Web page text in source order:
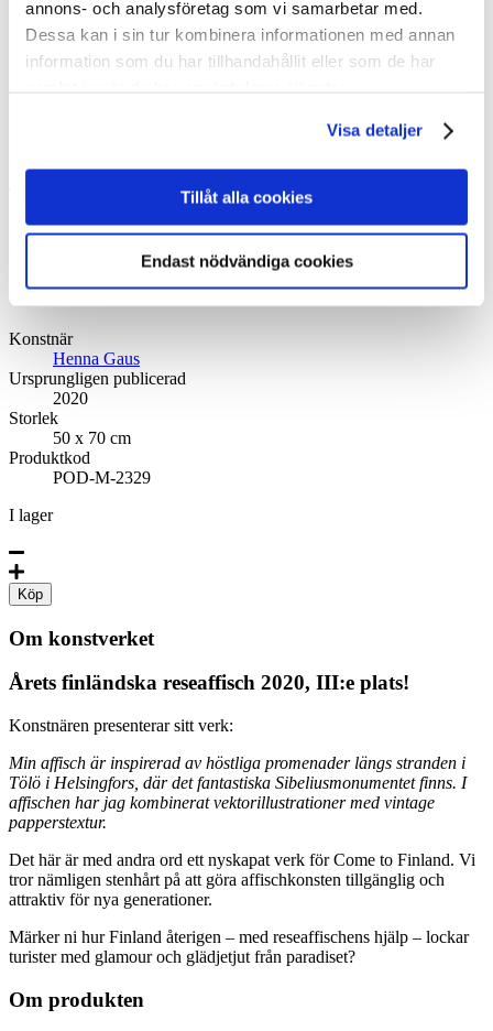
annons- och analysföretag som vi samarbetar med.
Dessa kan i sin tur kombinera informationen med annan
information som du har tillhandahållit eller som de har
Visa detaljer
Tillåt alla cookies
Endast nödvändiga cookies
Modern Helsinki by Henna
Gaus
Konstnär
Henna Gaus
Ursprungligen publicerad
2020
Storlek
50 x 70 cm
Produktkod
POD-M-2329
I lager
Modern
Helsinki
by
Henna
Gaus
mängd
Köp
Om konstverket
Årets finländska reseaffisch 2020, III:e plats!
Konstnären presenterar sitt verk:
Min affisch är inspirerad av höstliga promenader längs stranden i
Tölö i Helsingfors, där det fantastiska Sibeliusmonumentet finns. I
affischen har jag kombinerat vektorillustrationer med vintage
papperstextur.
Det här är med andra ord ett nyskapat verk för Come to Finland. Vi
tror nämligen stenhårt på att göra affischkonsten tillgänglig och
attraktiv för nya generationer.
Märker ni hur Finland återigen – med reseaffischens hjälp – lockar
turister med glamour och glädjetjut från paradiset?
Om produkten